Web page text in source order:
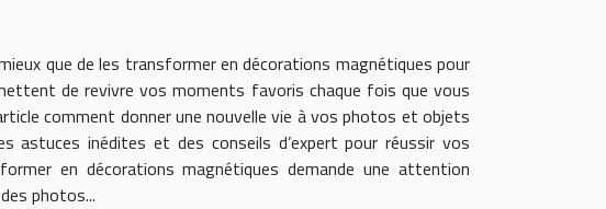
que de les transformer en décorations magnétiques pour
de revivre vos moments favoris chaque fois que vous
comment donner une nouvelle vie à vos photos et objets
astuces inédites et des conseils d’expert pour réussir vos
en décorations magnétiques demande une attention
photos...